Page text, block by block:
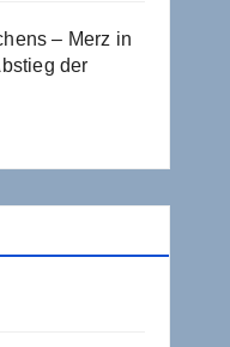
– Merz in
der